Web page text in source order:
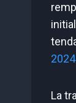
2024
La